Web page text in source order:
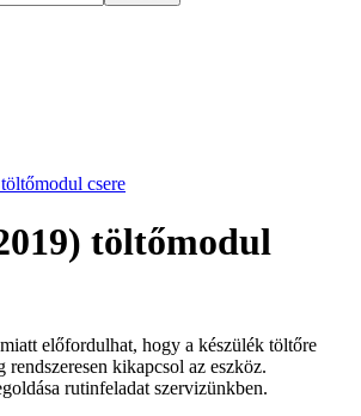
csere
töltőmodul
előfordulhat, hogy a készülék töltőre
rendszeresen kikapcsol az eszköz.
rutinfeladat szervizünkben.